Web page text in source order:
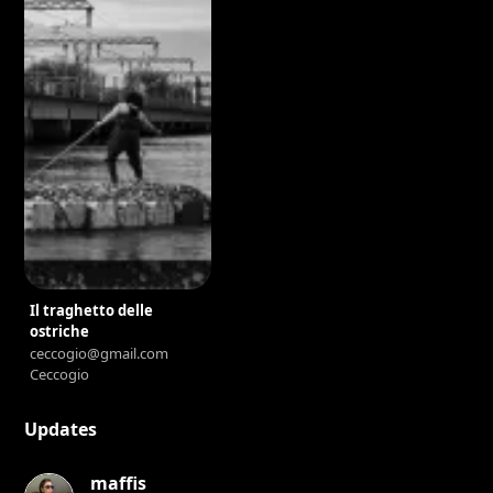
ancestors and mentors who wish to help the artists help
the work.
Il traghetto delle
ostriche
ceccogio@gmail.com
Ceccogio
Updates
maffis